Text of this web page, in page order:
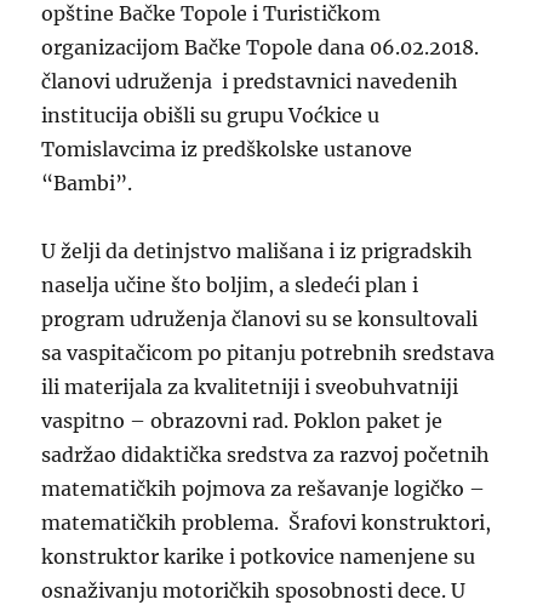
opštine Bačke Topole i Turističkom
organizacijom Bačke Topole dana 06.02.2018.
članovi udruženja i predstavnici navedenih
institucija obišli su grupu Voćkice u
Tomislavcima iz predškolske ustanove
“Bambi”.
U želji da detinjstvo mališana i iz prigradskih
naselja učine što boljim, a sledeći plan i
program udruženja članovi su se konsultovali
sa vaspitačicom po pitanju potrebnih sredstava
ili materijala za kvalitetniji i sveobuhvatniji
vaspitno – obrazovni rad. Poklon paket je
sadržao didaktička sredstva za razvoj početnih
matematičkih pojmova za rešavanje logičko –
matematičkih problema. Šrafovi konstruktori,
konstruktor karike i potkovice namenjene su
osnaživanju motoričkih sposobnosti dece. U